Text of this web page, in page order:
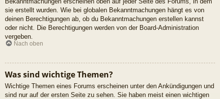
sie erstellt wurden. Wie bei globalen Bekanntmachungen hängt es von
deinen Berechtigungen ab, ob du Bekanntmachungen erstellen kannst
oder nicht. Die Berechtigungen werden von der Board-Administration
vergeben.
Nach oben
Was sind wichtige Themen?
Wichtige Themen eines Forums erscheinen unter den Ankündigungen und
sind nur auf der ersten Seite zu sehen. Sie haben meist einen wichtigen